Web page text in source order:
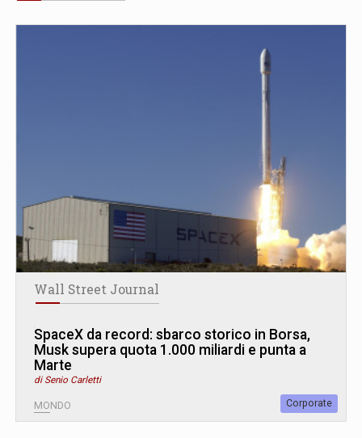
Wall Street Journal
SpaceX da record: sbarco storico in Borsa,
Musk supera quota 1.000 miliardi e punta a
Marte
di Senio Carletti
MONDO Corporate